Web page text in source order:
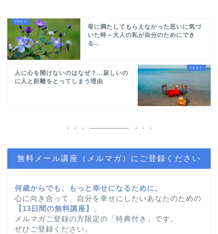
母に満たしてもらえなかった思いに気づ
いた時～大人の私が自分のためにでき
る...
人に心を開けないのはなぜ？…寂しいの
に人と距離をとってしまう理由
無料メール講座（メルマガ）にご登録ください
何歳からでも、もっと幸せになるために。
心に向き合って、自分を幸せにしたいあなたのための
【 13日間の無料講座】 。
メルマガご登録の方限定の「特典付き」です。
ぜひご登録ください。